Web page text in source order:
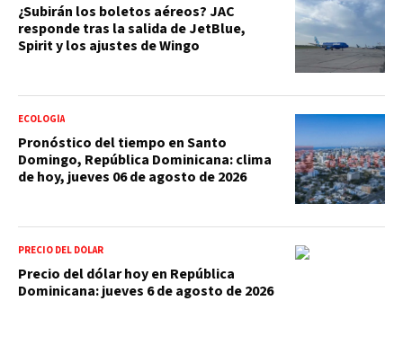
¿Subirán los boletos aéreos? JAC
responde tras la salida de JetBlue,
Spirit y los ajustes de Wingo
ECOLOGÍA
Pronóstico del tiempo en Santo
Domingo, República Dominicana: clima
de hoy, jueves 06 de agosto de 2026
PRECIO DEL DÓLAR
Precio del dólar hoy en República
Dominicana: jueves 6 de agosto de 2026